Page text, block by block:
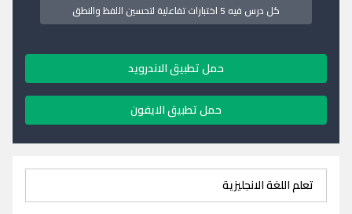
كل درس فيه 5 اختبارات تفاعلية لتحسين اللفظ والنطق
حمل تطبيق الاندرويد
حمل تطبيق الايفون
تعلم اللغة الانجليزية